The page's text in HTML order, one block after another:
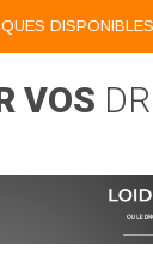
VOS